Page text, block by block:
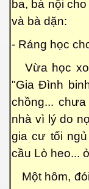
ba, bà nội
và bà dặn:
- Ráng học
Vừa học
"Gia Đình
chồng...
nhà vì lý do
gia cư tối
cầu Lò heo...
Một hôm,
8
9
11
12
13